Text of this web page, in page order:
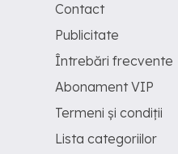
Contact
Publicitate
Întrebări frecvente
Abonament VIP
Termeni și condiții
Lista categoriilor